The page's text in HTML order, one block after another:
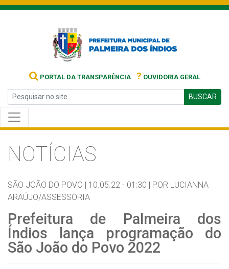
PORTAL DA TRANSPARÊNCIA ? OUVIDORIA GERAL
BUSCAR
NOTÍCIAS
SÃO JOÃO DO POVO | 10.05.22 - 01:30 | POR LUCIANNA
ARAÚJO/ASSESSORIA
Prefeitura de Palmeira dos
Índios lança programação do
São João do Povo 2022